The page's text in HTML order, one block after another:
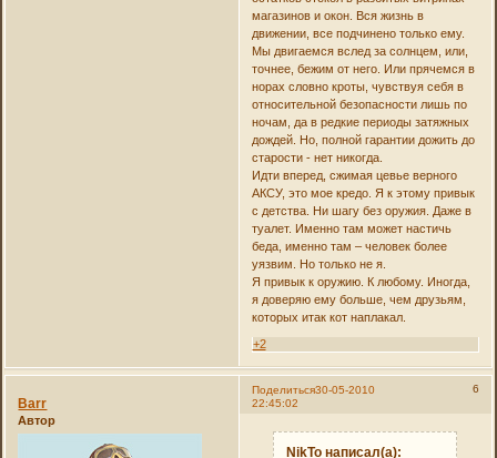
магазинов и окон. Вся жизнь в
движении, все подчинено только ему.
Мы двигаемся вслед за солнцем, или,
точнее, бежим от него. Или прячемся в
норах словно кроты, чувствуя себя в
относительной безопасности лишь по
ночам, да в редкие периоды затяжных
дождей. Но, полной гарантии дожить до
старости - нет никогда.
Идти вперед, сжимая цевье верного
АКСУ, это мое кредо. Я к этому привык
с детства. Ни шагу без оружия. Даже в
туалет. Именно там может настичь
беда, именно там – человек более
уязвим. Но только не я.
Я привык к оружию. К любому. Иногда,
я доверяю ему больше, чем друзьям,
которых итак кот наплакал.
+2
Поделиться 6
30-05-2010
22:45:02
Barr
Автор
NikTo написал(а):